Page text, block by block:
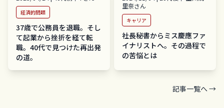
経済的問題
37歳で公務員を退職。そし
て起業から挫折を経て転
職。40代で見つけた再出発
の道。
里奈さん
キャリア
社長秘書からミス慶應ファ
イナリストへ。その過程で
の苦悩とは
記事一覧へ →